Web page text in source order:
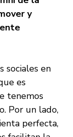
y
sociales en
es
tenemos
Por un lado,
perfecta,